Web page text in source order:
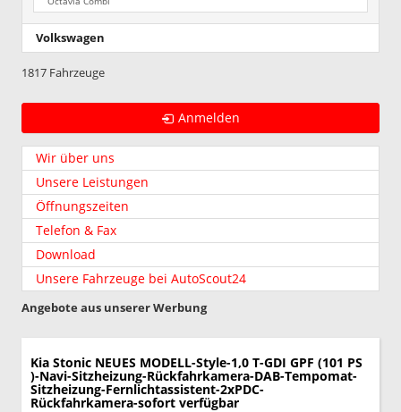
Volkswagen
1817 Fahrzeuge
Anmelden
Wir über uns
Unsere Leistungen
Öffnungszeiten
Telefon & Fax
Download
Unsere Fahrzeuge bei AutoScout24
Angebote aus unserer Werbung
Kia Stonic NEUES MODELL-Style-1,0 T-GDI GPF (101 PS
)-Navi-Sitzheizung-Rückfahrkamera-DAB-Tempomat-
Sitzheizung-Fernlichtassistent-2xPDC-
Rückfahrkamera-sofort verfügbar